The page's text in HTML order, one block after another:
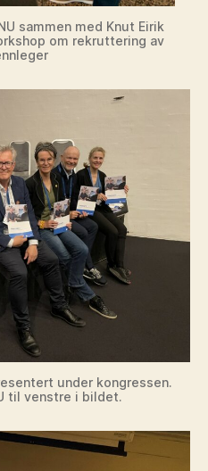
sammen med Knut Eirik
om rekruttering av
under kongressen.
til venstre i bildet.